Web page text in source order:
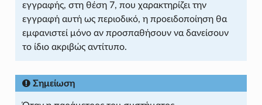
εγγραφής, στη θέση 7, που χαρακτηρίζει την
εγγραφή αυτή ως περιοδικό, η προειδοποίηση θα
εμφανιστεί μόνο αν προσπαθήσουν να δανείσουν
το ίδιο ακριβώς αντίτυπο.
Σημείωση